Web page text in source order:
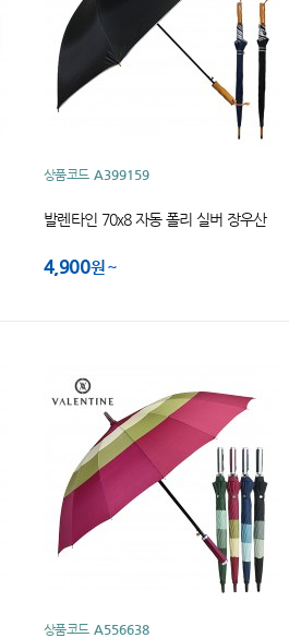
상품코드 A399159
발렌타인 70x8 자동 폴리 실버 장우산
4,900원
상품코드 A556638